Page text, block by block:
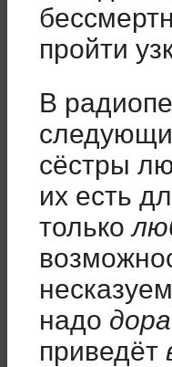
пройти
В
сёстры
их есть
только
надо
приведёт